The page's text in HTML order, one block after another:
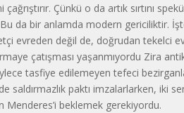
çağrıştırır. Çünkü o da artık sırtını
Bu da bir anlamda modern gericilik­tir.
evreden değil de, doğrudan te­kelci
çatışması yaşanmıyordu Zi­ra
tasfiye edilemeyen te­feci
saldırmazlık paktı imzalarlarken, iki
beklemek gerekiyordu.